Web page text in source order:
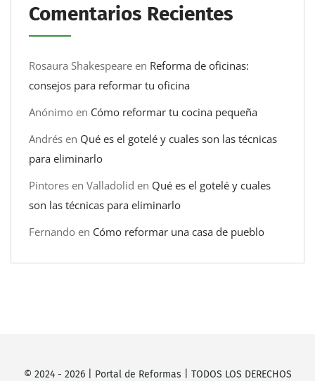
Comentarios Recientes
Rosaura Shakespeare en Reforma de oficinas:
consejos para reformar tu oficina
Anónimo en Cómo reformar tu cocina pequeña
Andrés en Qué es el gotelé y cuales son las técnicas
para eliminarlo
Pintores en Valladolid en Qué es el gotelé y cuales
son las técnicas para eliminarlo
Fernando en Cómo reformar una casa de pueblo
© 2024 - 2026| Portal de Reformas | TODOS LOS DERECHOS